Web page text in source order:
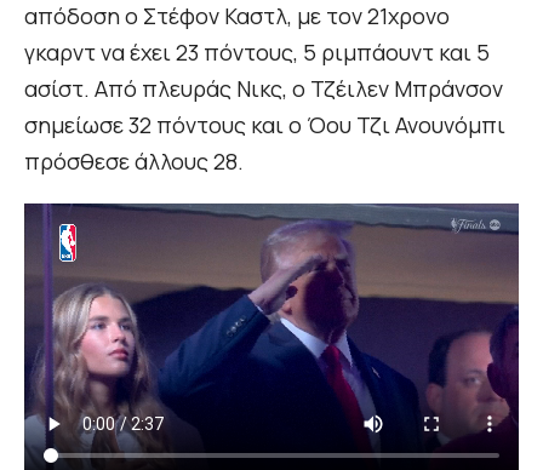
απόδοση ο Στέφον Καστλ, με τον 21χρονο
γκαρντ να έχει 23 πόντους, 5 ριμπάουντ και 5
ασίστ. Από πλευράς Νικς, ο Τζέιλεν Μπράνσον
σημείωσε 32 πόντους και ο Όου Τζι Ανουνόμπι
πρόσθεσε άλλους 28.